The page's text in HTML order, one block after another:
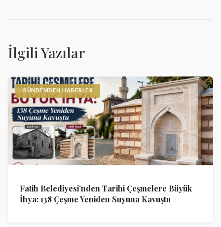
İlgili Yazılar
GÜNDEMDEN HABERLER
Fatih Belediyesi’nden Tarihi Çeşmelere Büyük
İhya: 138 Çeşme Yeniden Suyuna Kavuştu